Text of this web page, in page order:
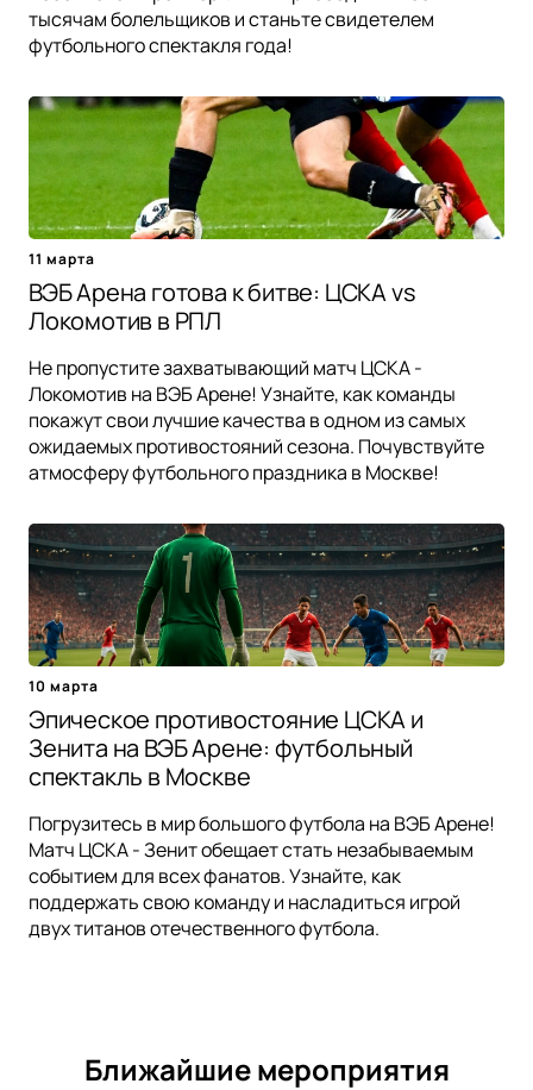
тысячам болельщиков и станьте свидетелем
футбольного спектакля года!
11 марта
ВЭБ Арена готова к битве: ЦСКА vs
Локомотив в РПЛ
Не пропустите захватывающий матч ЦСКА -
Локомотив на ВЭБ Арене! Узнайте, как команды
покажут свои лучшие качества в одном из самых
ожидаемых противостояний сезона. Почувствуйте
атмосферу футбольного праздника в Москве!
10 марта
Эпическое противостояние ЦСКА и
Зенита на ВЭБ Арене: футбольный
спектакль в Москве
Погрузитесь в мир большого футбола на ВЭБ Арене!
Матч ЦСКА - Зенит обещает стать незабываемым
событием для всех фанатов. Узнайте, как
поддержать свою команду и насладиться игрой
двух титанов отечественного футбола.
Ближайшие мероприятия